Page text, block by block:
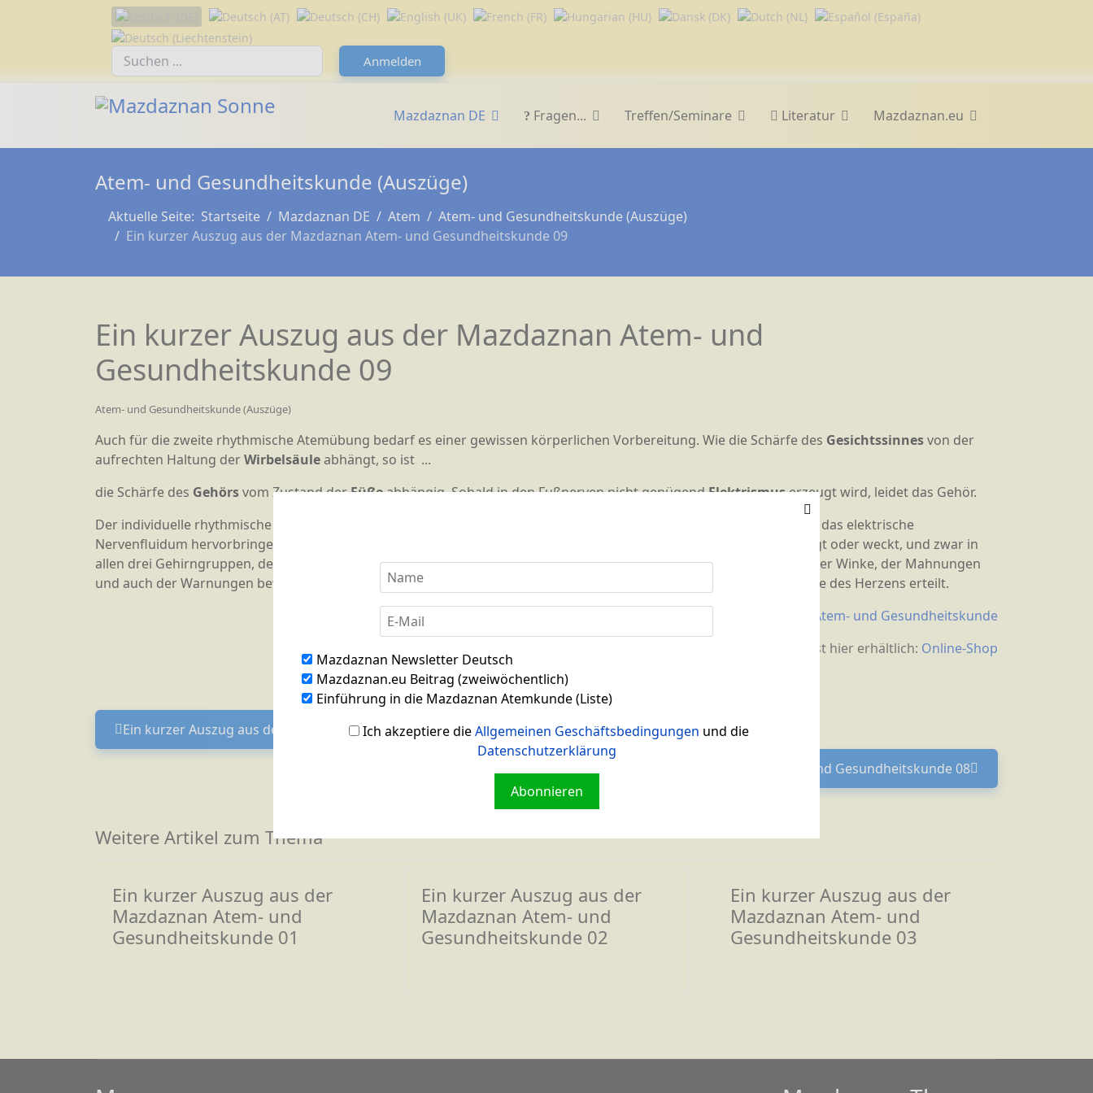
Mazdaznan Newsletter Deutsch
Mazdaznan.eu Beitrag (zweiwöchentlich)
Einführung in die Mazdaznan Atemkunde (Liste)
Ich akzeptiere dieAllgemeinen Geschäftsbedingungen und die
Datenschutzerklärung
Abonnieren
Sprache auswählen
Suchfeld
Anmelden
Mazdaznan DE Fragen... Treffen/Seminare Literatur Mazdaznan.eu
Atem- und Gesundheitskunde (Auszüge)
Aktuelle Seite: Startseite Mazdaznan DE Atem
Atem- und Gesundheitskunde (Auszüge)
Ein kurzer Auszug aus der Mazdaznan Atem- und Gesundheitskunde 09
Ein kurzer Auszug aus der Mazdaznan Atem- und
Gesundheitskunde 09
Atem- und Gesundheitskunde (Auszüge)
Auch für die zweite rhythmische Atemübung bedarf es einer gewissen körperlichen Vorbereitung. Wie die Schärfe des Gesichtssinnesvon der
aufrechten Haltung derWirbelsäuleabhängt, so ist ...
die Schärfe des Gehörsvom Zustand derFüßeabhängig. Sobald in den Fußnerven nicht genügendElektrismuserzeugt wird, leidet das Gehör.
Der individuelle rhythmische Atem wirkt unmittelbar harmonisierend oder
, die das elektrische
Nervenfluidum hervorbringen, das die
steigert und die Intelligenzen darin anregt oder weckt, und zwar in
allen drei Gehirngruppen, der
, derspirituellenund dermateriellen. Infolgedessen werden wir uns der Winke, der Mahnungen
und auch der Warnungen bewusst, die die geistige oder abstrakte Seite unseres Wesens durch die leise sanfte Stimme des Herzens erteilt.
Mazdaznan Atem- und Gesundheitskunde
Das gedruckte Buch ist hier erhältlich: Online-Shop
Vorheriger Beitrag: Ein kurzer Auszug aus der Mazdaznan Atem- und Gesundheitskunde 10
Ein kurzer Auszug aus der Mazdaznan Atem- und Gesundheitskunde 10
Nächster Beitrag: Ein kurzer Auszug aus der
Ein kurzer Auszug aus der Mazdaznan Atem- und Gesundheitskunde 08
Weitere Artikel zum Thema
Ein kurzer Auszug aus der
Mazdaznan Atem- und
Gesundheitskunde 01
Ein kurzer Auszug aus der
Mazdaznan Atem- und
Gesundheitskunde 02
Ein kurzer Auszug aus der
Mazdaznan Atem- und
Gesundheitskunde 03